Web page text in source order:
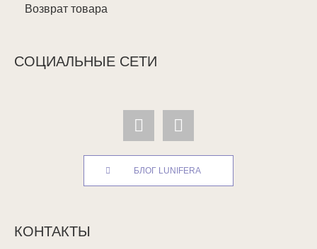
Возврат товара
СОЦИАЛЬНЫЕ СЕТИ
БЛОГ LUNIFERA
КОНТАКТЫ